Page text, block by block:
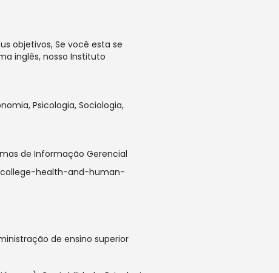
objetivos, Se você esta se
inglês, nosso Instituto
Psicologia, Sociologia,
de Informação Gerencial
health-and-human-
de ensino superior